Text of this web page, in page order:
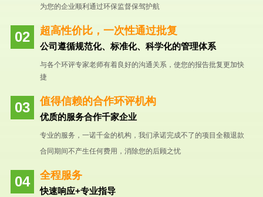
为您的企业顺利通过环保监督保驾护航
超高性价比，一次性通过批复
公司遵循规范化、标准化、科学化的管理体系
与各个环评专家老师有着良好的沟通关系，使您的报告批复更加快
捷
值得信赖的合作环评机构
优质的服务合作千家企业
专业的服务，一诺千金的机构，我们承诺完成不了的项目全额退款
合同期间不产生任何费用，消除您的后顾之忧
全程服务
快速响应+专业指导